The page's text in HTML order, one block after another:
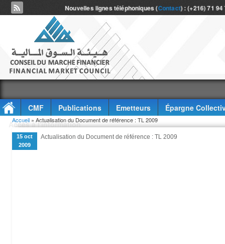
Nouvelles lignes téléphoniques (Contact) : (+216) 71
CMF Publications Emetteurs
Épargne
Accès à l'information
Vous êtes ici
Accueil » Actualisation du Document de référence : TL 2009
15 oct
2009
Actualisation du Document de référence : TL 2009